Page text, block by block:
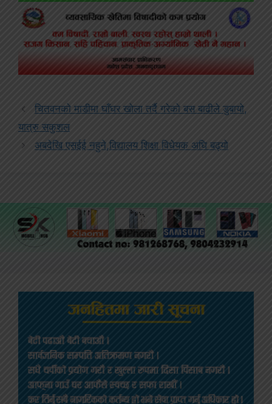
चितवनको माडीमा घाँघर खोला तर्दै गरेको बस बाढीले डुबायो,
यात्रु सकुशल
अबदेखि एसईई नहुने,विद्यालय शिक्षा विधेयक अघि बढ्यो